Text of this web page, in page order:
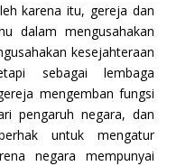
karena itu, gereja dan
dalam mengusahakan
kesejahteraan
sebagai lembaga
mengemban fungsi
pengaruh negara, dan
untuk mengatur
negara mempunyai